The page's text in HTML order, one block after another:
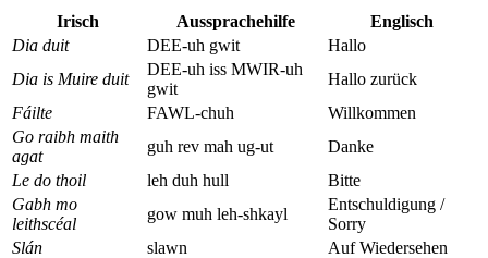
Irisch Aussprachehilfe
Englisch
Dia duit
DEE-uh gwit
Hallo
Dia is Muire duit
DEE-uh iss MWIR-uh
gwit
Hallo zurück
Fáilte
FAWL-chuh
Willkommen
Go raibh maith
agat
guh rev mah ug-ut
Danke
Le do thoil
leh duh hull
Bitte
Gabh mo
leithscéal
gow muh leh-shkayl
Entschuldigung /
Sorry
Slán
slawn
Auf Wiedersehen